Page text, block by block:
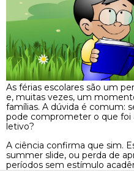
As férias escolares são um
e, muitas vezes, um
famílias. A dúvida é comum:
pode comprometer o que foi
letivo?
A ciência confirma que sim.
summer slide, ou perda de
períodos sem estímulo